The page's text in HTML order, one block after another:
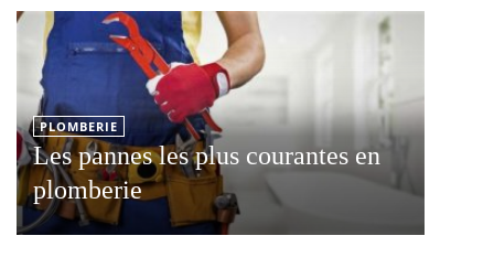
PLOMBERIE
Les pannes les plus courantes en
plomberie